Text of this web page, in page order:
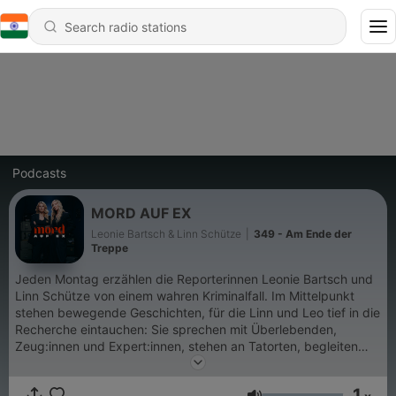
Podcasts
MORD AUF EX
Leonie Bartsch & Linn Schütze
349 - Am Ende der
Treppe
Jeden Montag erzählen die Reporterinnen Leonie Bartsch und
Linn Schütze von einem wahren Kriminalfall. Im Mittelpunkt
stehen bewegende Geschichten, für die Linn und Leo tief in die
Recherche eintauchen: Sie sprechen mit Überlebenden,
Zeug:innen und Expert:innen, stehen an Tatorten, begleiten
Prozesse im Gerichtssaal und arbeiten sich durch